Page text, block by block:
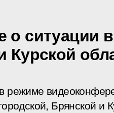
о ситуации
Курской
режиме
Брянской и